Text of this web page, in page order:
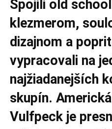
Spojili old
klezmerom,
dizajnom a
vypracovali na
najžiadanejších
skupín.
Vulfpeck je